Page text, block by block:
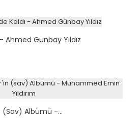
Ahmed Günbay Yıldız
(sav) Albümü -...